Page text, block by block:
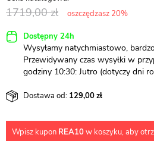
1719,00 oszczędzasz 20%
Dostępny 24h
Wysyłamy natychmiastowo,
Przewidywany czas wysyłki w
godziny 10:30: Jutro (dotyczy dni
Dostawa od: 129,00
Wpisz kupon REA10w koszyku, aby